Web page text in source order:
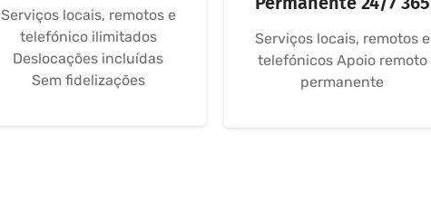
Serviços locais, remotos e
telefónico ilimitados
Deslocações incluídas
Sem fidelizações
Serviços locais, remotos e
telefónicos Apoio remoto
permanente